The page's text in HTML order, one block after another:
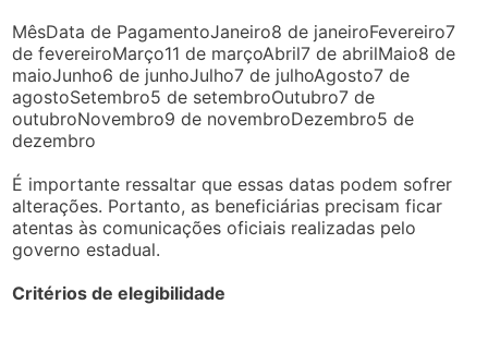
MêsData de PagamentoJaneiro8 de janeiroFevereiro7
de fevereiroMarço11 de marçoAbril7 de abrilMaio8 de
maioJunho6 de junhoJulho7 de julhoAgosto7 de
agostoSetembro5 de setembroOutubro7 de
outubroNovembro9 de novembroDezembro5 de
dezembro
É importante ressaltar que essas datas podem sofrer
alterações. Portanto, as beneficiárias precisam ficar
atentas às comunicações oficiais realizadas pelo
governo estadual.
Critérios de elegibilidade